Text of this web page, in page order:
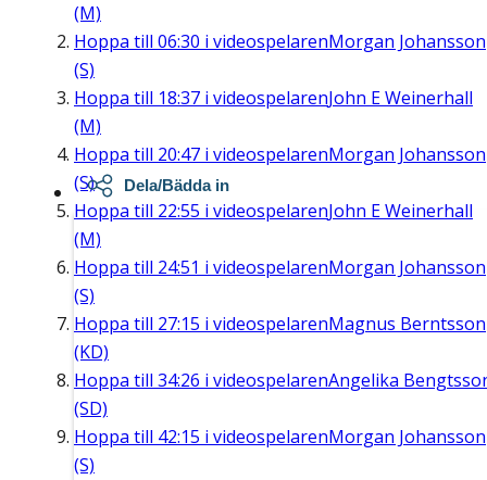
(M)
Hoppa till 06:30 i videospelarenMorgan Johansson
(S)
Hoppa till 18:37 i videospelarenJohn E Weinerhall
(M)
Hoppa till 20:47 i videospelarenMorgan Johansson
(S)
Hoppa till 22:55 i videospelarenJohn E Weinerhall
(M)
Hoppa till 24:51 i videospelarenMorgan Johansson
(S)
Hoppa till 27:15 i videospelarenMagnus Berntsson
(KD)
Hoppa till 34:26 i videospelarenAngelika
(SD)
Hoppa till 42:15 i videospelarenMorgan Johansson
(S)
Dela/Bädda in